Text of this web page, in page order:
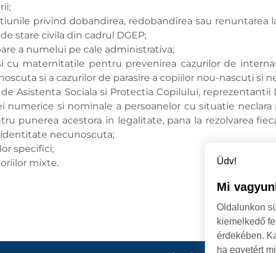
privind dobandirea, redobandirea sau renuntarea
stare civila din cadrul DGEP;
a numelui pe cale administrativa;
maternitatile pentru prevenirea cazurilor de
si a cazurilor de parasire a copiilor nou-nascuti si
Asistenta Sociala si Protectia Copilului, reprezentantii
si nominale a persoanelor cu situatie neclara
punerea acestora in legalitate, pana la rezolvarea
necunoscuta;
specifici;
mixte.
Üdv!
Mi
Oldalunkon
kiemelkedő
érdekében.
ha egyetért